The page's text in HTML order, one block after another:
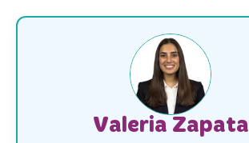
Valeria Zapata